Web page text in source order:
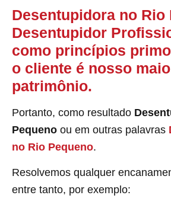
Desentupidora no Rio
Desentupidor
como princípios
o cliente é nosso
patrimônio.
Portanto, como resultado
Pequeno ou em outras palavras
no Rio Pequeno.
Resolvemos qualquer
entre tanto, por exemplo: